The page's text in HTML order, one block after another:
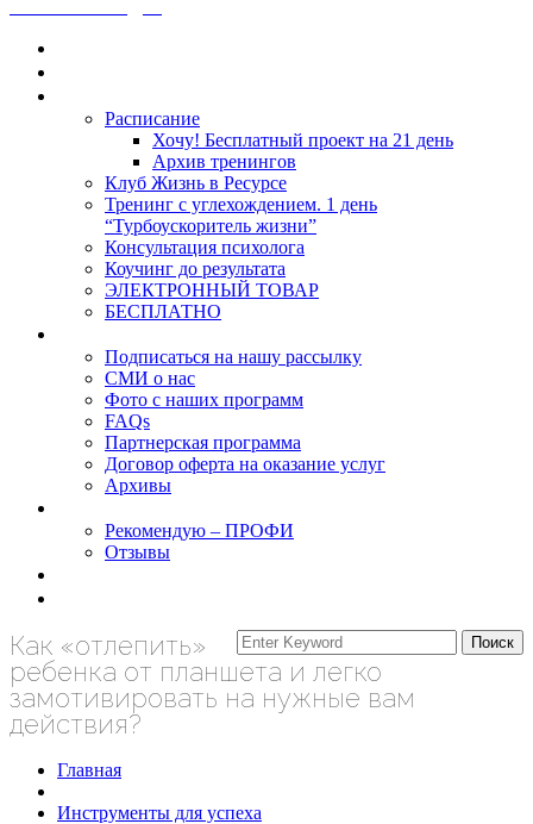
Расписание
Хочу! Бесплатный проект на 21 день
Архив тренингов
Клуб Жизнь в Ресурсе
Тренинг с углехождением. 1 день
“Турбоускоритель жизни”
Консультация психолога
Коучинг до результата
ЭЛЕКТРОННЫЙ ТОВАР
БЕСПЛАТНО
Подписаться на нашу рассылку
СМИ о нас
Фото с наших программ
FAQs
Партнерская программа
Договор оферта на оказание услуг
Архивы
Рекомендую – ПРОФИ
Отзывы
Как «отлепить»
ребенка от планшета и легко
замотивировать на нужные вам
действия?
Главная
Инструменты для успеха